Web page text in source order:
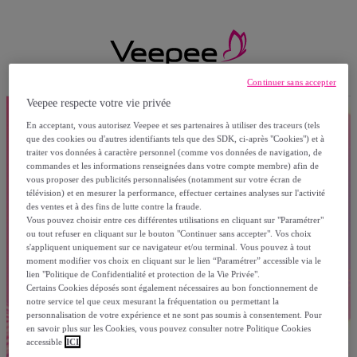
Veepee respecte votre vie privée
En acceptant, vous autorisez Veepee et ses partenaires à utiliser des traceurs (tels
que des cookies ou d'autres identifiants tels que des SDK, ci-après "Cookies") et à
traiter vos données à caractère personnel (comme vos données de navigation, de
commandes et les informations renseignées dans votre compte membre) afin de
vous proposer des publicités personnalisées (notamment sur votre écran de
télévision) et en mesurer la performance, effectuer certaines analyses sur l'activité
des ventes et à des fins de lutte contre la fraude.
Vous pouvez choisir entre ces différentes utilisations en cliquant sur "Paramétrer"
ou tout refuser en cliquant sur le bouton "Continuer sans accepter". Vos choix
s'appliquent uniquement sur ce navigateur et/ou terminal. Vous pouvez à tout
moment modifier vos choix en cliquant sur le lien “Paramétrer” accessible via le
lien "Politique de Confidentialité et protection de la Vie Privée".
Certains Cookies déposés sont également nécessaires au bon fonctionnement de
notre service tel que ceux mesurant la fréquentation ou permettant la
personnalisation de votre expérience et ne sont pas soumis à consentement. Pour
en savoir plus sur les Cookies, vous pouvez consulter notre Politique Cookies
accessible ICI
Continuer sans accepter